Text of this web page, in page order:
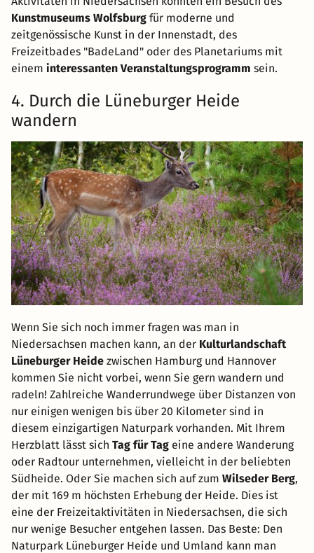
Kunstmuseums Wolfsburg für moderne und
zeitgenössische Kunst in der Innenstadt, des
Freizeitbades "BadeLand" oder des Planetariums mit
einem interessanten Veranstaltungsprogramm sein.
4. Durch die Lüneburger Heide
wandern
Wenn Sie sich noch immer fragen was man in
Niedersachsen machen kann, an der Kulturlandschaft
Lüneburger Heide zwischen Hamburg und Hannover
kommen Sie nicht vorbei, wenn Sie gern wandern und
radeln! Zahlreiche Wanderrundwege über Distanzen von
nur einigen wenigen bis über 20 Kilometer sind in
diesem einzigartigen Naturpark vorhanden. Mit Ihrem
Herzblatt lässt sich Tag für Tag eine andere Wanderung
oder Radtour unternehmen, vielleicht in der beliebten
Südheide. Oder Sie machen sich auf zum Wilseder Berg,
der mit 169 m höchsten Erhebung der Heide. Dies ist
eine der Freizeitaktivitäten in Niedersachsen, die sich
nur wenige Besucher entgehen lassen. Das Beste: Den
Naturpark Lüneburger Heide und Umland kann man